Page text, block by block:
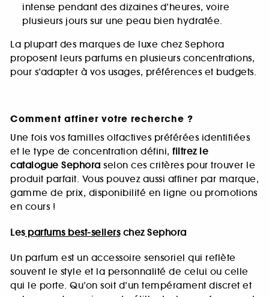
intense pendant des dizaines d’heures, voire
plusieurs jours sur une peau bien hydratée.
La plupart des marques de luxe chez Sephora
proposent leurs parfums en plusieurs concentrations,
pour s’adapter à vos usages, préférences et budgets.
Comment affiner votre recherche ?
Une fois vos familles olfactives préférées identifiées
et le type de concentration défini, filtrez le
catalogue Sephora selon ces critères pour trouver le
produit parfait. Vous pouvez aussi affiner par marque,
gamme de prix, disponibilité en ligne ou promotions
en cours !
Lesparfums best-sellerschez Sephora
Un parfum est un accessoire sensoriel qui reflète
souvent le style et la personnalité de celui ou celle
qui le porte. Qu’on soit d’un tempérament discret et